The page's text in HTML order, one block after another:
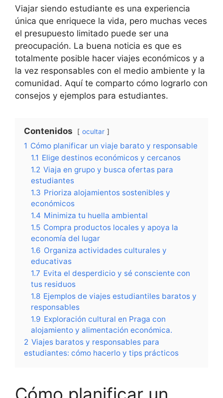
X
(Twitter)
Facebook
LinkedIn
EmailWhatsApp
Viajar siendo estudiante es una experiencia
única que enriquece la vida, pero muchas veces
el presupuesto limitado puede ser una
preocupación. La buena noticia es que es
totalmente posible hacer viajes económicos y a
la vez responsables con el medio ambiente y la
comunidad. Aquí te comparto cómo lograrlo con
consejos y ejemplos para estudiantes.
Contenidos ocultar
1 Cómo planificar un viaje barato y responsable
1.1 Elige destinos económicos y cercanos
1.2 Viaja en grupo y busca ofertas para
estudiantes
1.3 Prioriza alojamientos sostenibles y
económicos
1.4 Minimiza tu huella ambiental
1.5 Compra productos locales y apoya la
economía del lugar
1.6 Organiza actividades culturales y
educativas
1.7 Evita el desperdicio y sé consciente con
tus residuos
1.8 Ejemplos de viajes estudiantiles baratos y
responsables
1.9 Exploración cultural en Praga con
alojamiento y alimentación económica.
2 Viajes baratos y responsables para
estudiantes: cómo hacerlo y tips prácticos